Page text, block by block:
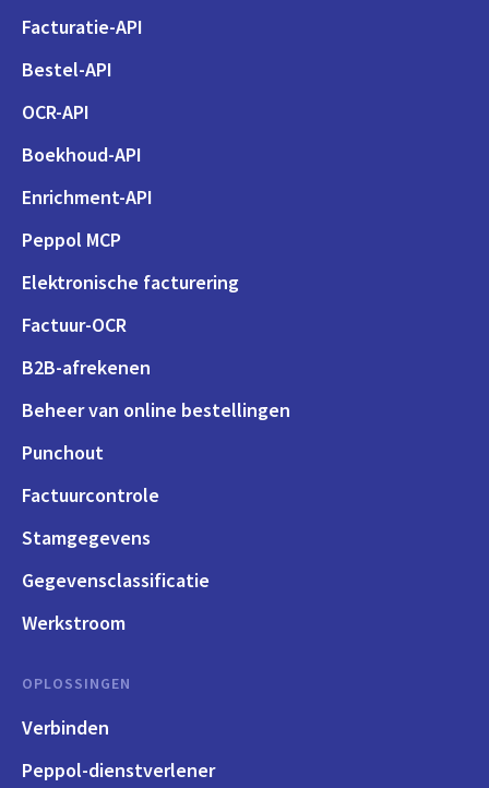
Facturatie-API
Bestel-API
OCR-API
Boekhoud-API
Enrichment-API
Peppol MCP
Elektronische facturering
Factuur-OCR
B2B-afrekenen
Beheer van online bestellingen
Punchout
Factuurcontrole
Stamgegevens
Gegevensclassificatie
Werkstroom
OPLOSSINGEN
Verbinden
Peppol-dienstverlener